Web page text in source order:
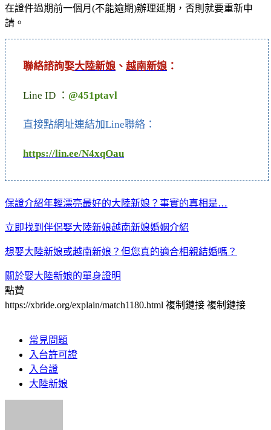
在證件過期前一個月(不能逾期)辦理延期，否則就要重新申
請。
聯絡諮詢娶大陸新娘 、 越南新娘 ：
Line ID ： @451ptavl
直接點網址連結加Line聯絡：
https://lin.ee/N4xqOau
保證介紹年輕漂亮最好的大陸新娘？事實的真相是…
立即找到伴侶娶大陸新娘越南新娘婚姻介紹
想娶大陸新娘或越南新娘？但您真的適合相親結婚嗎？
關於娶大陸新娘的單身證明
點贊
https://xbride.org/explain/match1180.html 複制鏈接 複制鏈接
常見問題
入台許可證
入台證
大陸新娘